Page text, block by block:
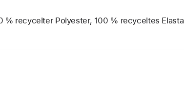
% recycelter Polyester, 100 % recyceltes